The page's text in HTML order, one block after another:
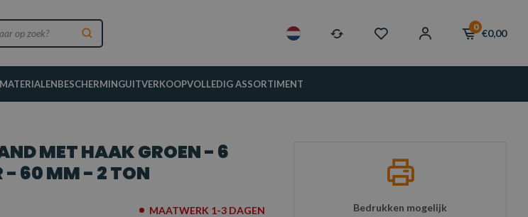
0
€0,00
BESCHERMINGUITVERKOOPVOLLEDIG ASSORTIMENT
MET HAAK GROEN - 6
- 60 MM - 2 TON
MAATWERK 1-3 DAGEN Bedrukken mogelijk